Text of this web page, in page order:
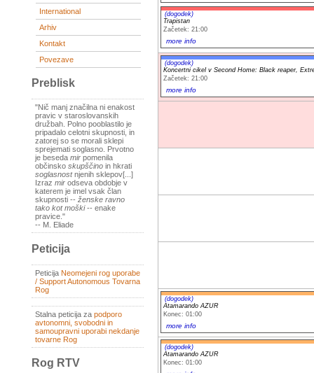
International
Arhiv
Kontakt
Povezave
Preblisk
"Nič manj značilna ni enakost
pravic v staroslovanskih
družbah. Polno pooblastilo je
pripadalo celotni skupnosti, in
zatorej so se morali sklepi
sprejemati soglasno. Prvotno
je beseda mir pomenila
občinsko skupščino in hkrati
soglasnostnjenih sklepov[...]
Izraz mir odseva obdobje v
katerem je imel vsak član
skupnosti -- ženske ravno
tako kot moški-- enake
pravice."
-- M. Eliade
Peticija
Peticija Neomejeni rog uporabe
/ Support Autonomous Tovarna
Rog
Stalna peticija za podporo
avtonomni, svobodni in
samoupravni uporabi nekdanje
tovarne Rog
Rog RTV
(dogodek)
Trapistan
Začetek: 21:00
more info
(dogodek)
Koncertni cikel v Second Home: Black reaper,
Začetek: 21:00
more info
(dogodek)
Atamarando AZUR
Konec: 01:00
more info
(dogodek)
Atamarando AZUR
Konec: 01:00